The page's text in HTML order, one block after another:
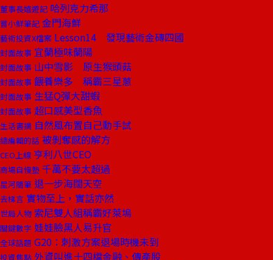
董事長嬉遊記 哈列克力希那
嘗小鮮筆記 金門海鮮
藝術投資X檔案 Lesson14 發現藝術金磚四國
封面故事 宜蘭極味蘭陽
封面故事 山中雪影 原生猴頭菇
封面故事 餵養樂多 稱霸三星蔥
封面故事 生猛Q彈大甜蝦
封面故事 超口感美型香魚
生活書摘 自然風布置自己動手試
總編輯的話 被剝奪感的解方
CEO上線 亨利八世CEO
商場自慢塾 千萬不要太超過
星河隨筆 退一步海闊天空
去梯言 實物至上，實話亦然
世局人物 索尼雙人組稱霸好萊塢
關鍵數字 娃娃臉黑人易升官
全球話題 G20：刺激方案退場時機未到
投資焦點 外資叫進十四檔金融、傳產股